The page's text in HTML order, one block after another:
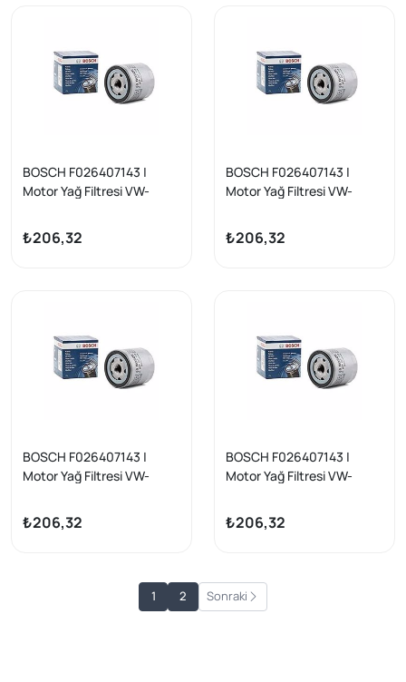
BOSCH F026407143 |
Motor Yağ Filtresi VW-
TSI/TFSI (EA211)
₺206,32
BOSCH F026407143 |
Motor Yağ Filtresi VW-
TSI/TFSI (EA211)
₺206,32
BOSCH F026407143 |
Motor Yağ Filtresi VW-
TSI/TFSI (EA211)
₺206,32
BOSCH F026407143 |
Motor Yağ Filtresi VW-
TSI/TFSI (EA211)
₺206,32
1 2 Sonraki